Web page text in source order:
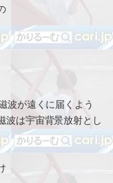
波が遠くに届くよう
波は宇宙背景放射とし